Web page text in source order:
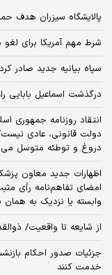
پالایشگاه سیزران هدف
شرط مهم آمریکا برای لغو
سپاه بیانیه جدید صادر
درگذشت اسماعیل بابایی
انتقاد روزنامه جمهوری
دولت قانونی، عادی
دروغ و توطئه متوسل
امضای تفاهم‌نامه رأی
وابسته یا نزدیک به
از شایعه تا واقعیت/
خدمت کنند